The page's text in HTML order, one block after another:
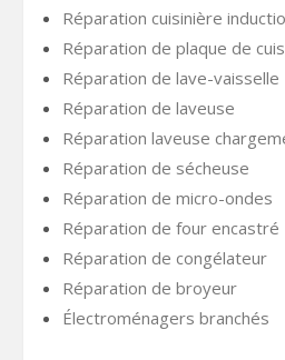
Réparation cuisinière
Réparation de plaque de
Réparation de lave-vaisselle
Réparation de laveuse
Réparation laveuse
Réparation de sécheuse
Réparation de micro-ondes
Réparation de four encastré
Réparation de congélateur
Réparation de broyeur
Électroménagers branchés